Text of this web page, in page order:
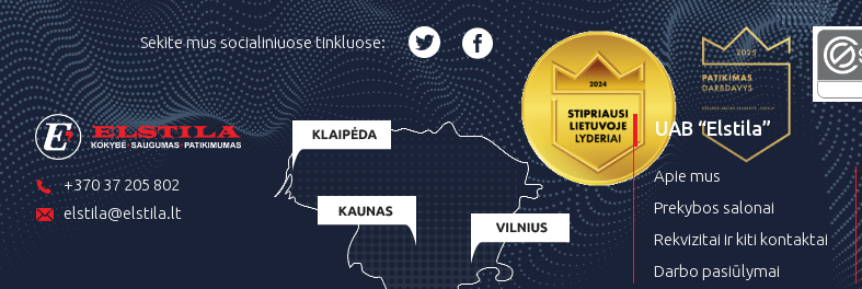
Sekite mus socialiniuose tinkluose:
+370 37 205 802
elstila@elstila.lt
UAB “Elstila”
Apie mus
Prekybos salonai
Rekvizitai ir kiti kontaktai
Darbo pasiūlymai